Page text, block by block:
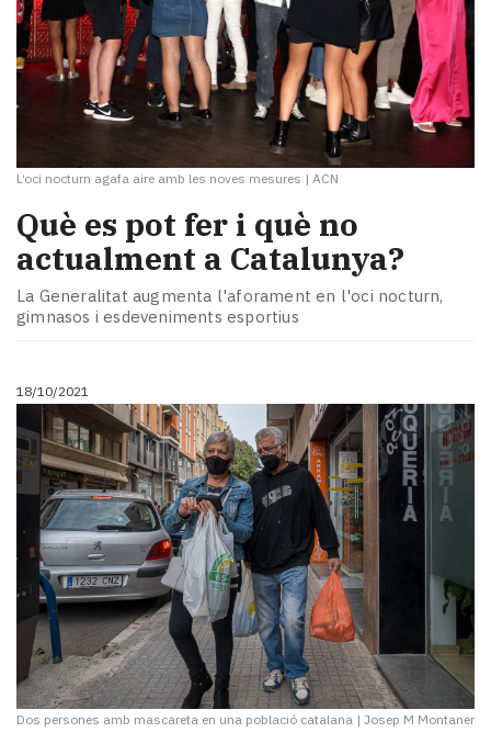
L‘oci nocturn agafa aire amb les noves mesures | ACN
Què es pot fer i què no
actualment a Catalunya?
La Generalitat augmenta l'aforament en l'oci nocturn,
gimnasos i esdeveniments esportius
18/10/2021
Dos persones amb mascareta en una població catalana | Josep M Montaner